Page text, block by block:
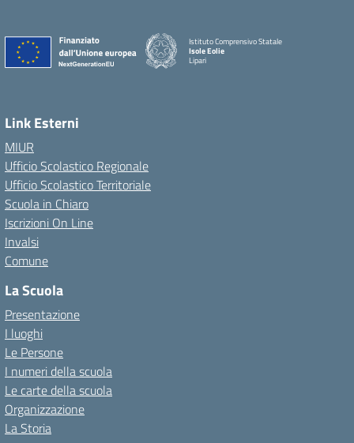
Istituto Comprensivo Statale
Isole Eolie
Lipari
Link Esterni
MIUR
Ufficio Scolastico Regionale
Ufficio Scolastico Territoriale
Scuola in Chiaro
Iscrizioni On Line
Invalsi
Comune
La Scuola
Presentazione
I luoghi
Le Persone
I numeri della scuola
Le carte della scuola
Organizzazione
La Storia